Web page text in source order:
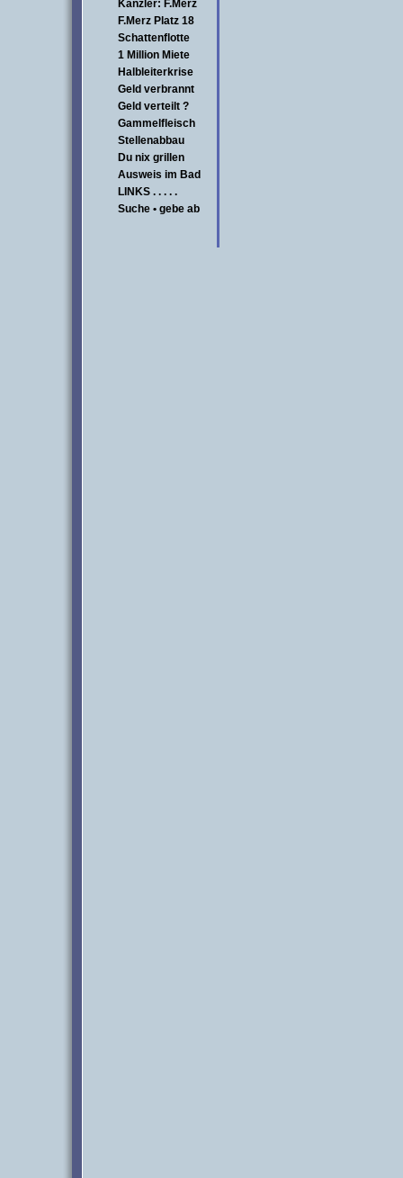
Kanzler: F.Merz
F.Merz Platz 18
Schattenflotte
1 Million Miete
Halbleiterkrise
Geld verbrannt
Geld verteilt ?
Gammelfleisch
Stellenabbau
Du nix grillen
Ausweis im Bad
LINKS . . . . .
Suche • gebe ab